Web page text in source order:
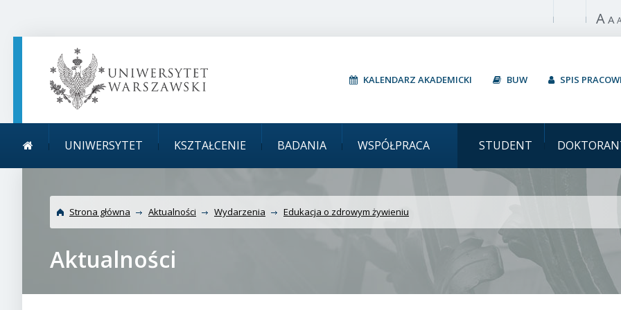
Włącz A A
KALENDARZ AKADEMICKI BUW SPIS
główne
UNIWERSYTET KSZTAŁCENIE BADANIA WSPÓŁPRACA STUDENT
Uniwersytet Warszawski
Strona główna Aktualności Wydarzenia Edukacja o zdrowym żywieniu
Aktualności